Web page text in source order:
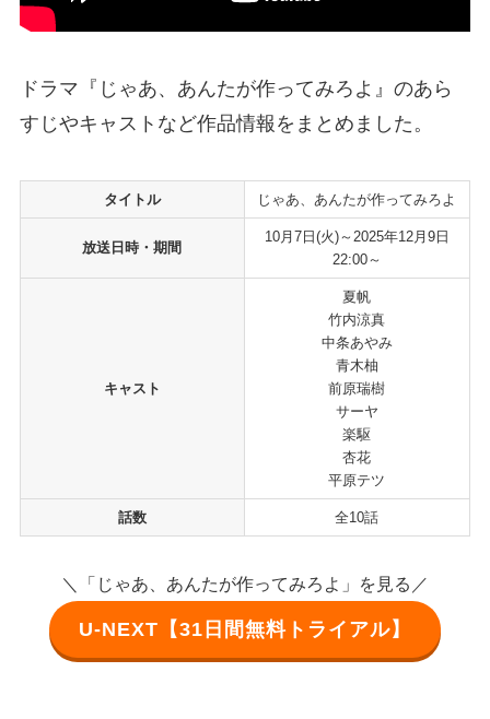
ドラマ『じゃあ、あんたが作ってみろよ』のあら
すじやキャストなど作品情報をまとめました。
タイトル じゃあ、あんたが作ってみろよ
放送日時・期間
10月7日(火)～2025年12月9日
22:00～
キャスト
夏帆
竹内涼真
中条あやみ
青木柚
前原瑞樹
サーヤ
楽駆
杏花
平原テツ
話数 全10話
＼「じゃあ、あんたが作ってみろよ」を見る／
U-NEXT【31日間無料トライアル】